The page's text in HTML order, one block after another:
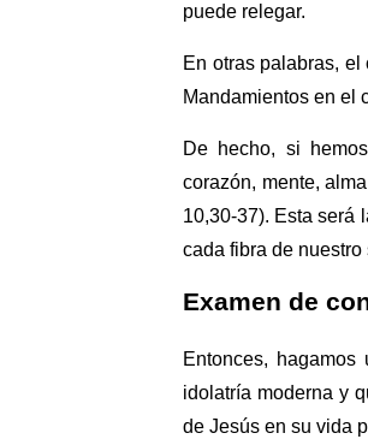
puede relegar.
En otras palabras,
Mandamientos en el
De hecho, si
corazón, mente,
10,30-37). Esta será
cada fibra de
Examen de
Entonces,
idolatría moderna y
de Jesús en su vida